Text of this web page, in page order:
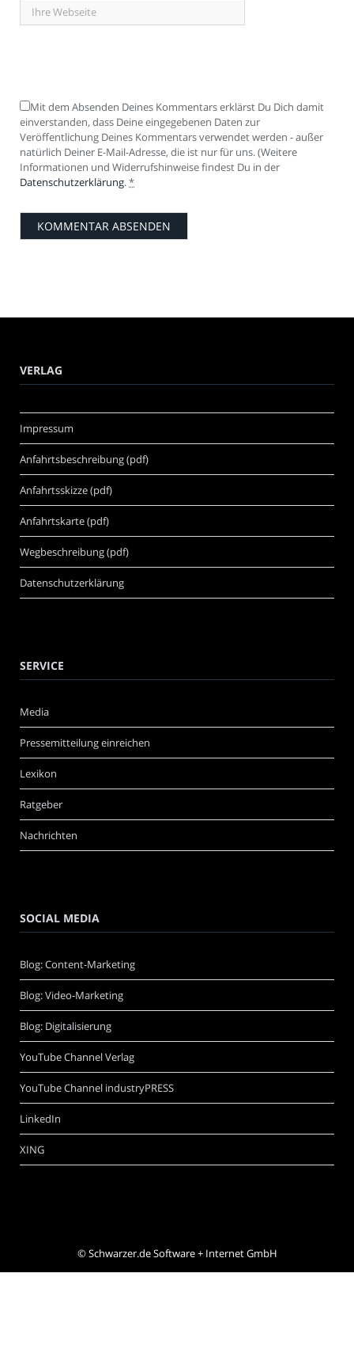
Mit dem Absenden Deines Kommentars erklärst Du Dich damit
einverstanden, dass Deine eingegebenen Daten zur
Veröffentlichung Deines Kommentars verwendet werden - außer
natürlich Deiner E-Mail-Adresse, die ist nur für uns. (Weitere
Informationen und Widerrufshinweise findest Du in der
Datenschutzerklärung.*
VERLAG
Impressum
Anfahrtsbeschreibung (pdf)
Anfahrtsskizze (pdf)
Anfahrtskarte (pdf)
Wegbeschreibung (pdf)
Datenschutzerklärung
SERVICE
Media
Pressemitteilung einreichen
Lexikon
Ratgeber
Nachrichten
SOCIAL MEDIA
Blog: Content-Marketing
Blog: Video-Marketing
Blog: Digitalisierung
YouTube Channel Verlag
YouTube Channel industryPRESS
LinkedIn
XING
©Schwarzer.de Software + Internet GmbH